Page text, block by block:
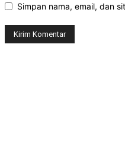
Simpan nama, email, dan